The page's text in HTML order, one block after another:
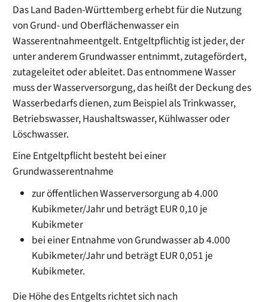
Das Land Baden-Württemberg erhebt für die Nutzung
von Grund- und Oberflächenwasser ein
Wasserentnahmeentgelt. Entgeltpflichtig ist jeder, der
unter anderem Grundwasser entnimmt, zutagefördert,
zutageleitet oder ableitet. Das entnommene Wasser
muss der Wasserversorgung, das heißt der Deckung des
Wasserbedarfs dienen, zum Beispiel als Trinkwasser,
Betriebswasser, Haushaltswasser, Kühlwasser oder
Löschwasser.
Eine Entgeltpflicht besteht bei einer
Grundwasserentnahme
zur öffentlichen Wasserversorgung ab 4.000
Kubikmeter/Jahr und beträgt EUR 0,10 je
Kubikmeter
bei einer Entnahme von Grundwasser ab 4.000
Kubikmeter/Jahr und beträgt EUR 0,051 je
Kubikmeter.
Die Höhe des Entgelts richtet sich nach